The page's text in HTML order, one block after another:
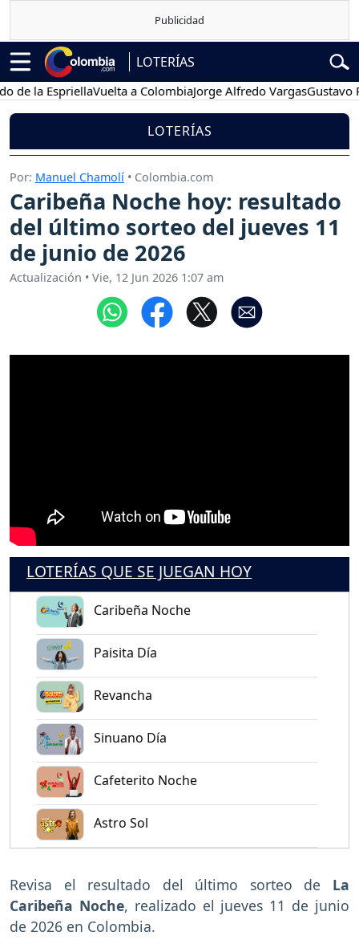
LOTERÍAS
EspriellaVuelta a ColombiaJorge Alfredo VargasGustavo Petro
LOTERÍAS
Por: Manuel Chamolí • Colombia.com
Caribeña Noche hoy: resultado
del último sorteo del jueves 11
de junio de 2026
Actualización • Vie, 12 Jun 2026 1:07 am
LOTERÍAS QUE SE JUEGAN HOY
Caribeña Noche
Paisita Día
Revancha
Sinuano Día
Cafeterito Noche
Astro Sol
Revisa el resultado del último sorteo de La
Caribeña Noche, realizado el jueves 11 de junio
de 2026 en Colombia.